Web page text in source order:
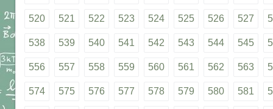
520 521 522 523 524 525 526 527
538 539 540 541 542 543 544 545
556 557 558 559 560 561 562 563
574 575 576 577 578 579 580 581